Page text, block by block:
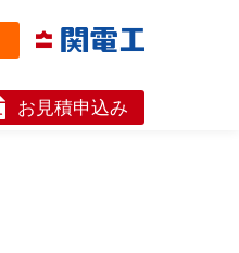
お見積申込み